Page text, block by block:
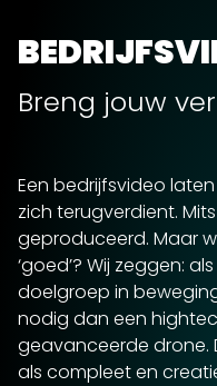
Breng jouw
Een bedrijfsvideo
zich terugverdient.
geproduceerd. Maar
‘goed’? Wij zeggen:
doelgroep in
nodig dan een
geavanceerde drone.
als compleet en